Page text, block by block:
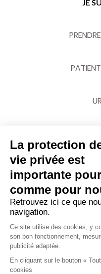
JE
03
La protection
vie privée est
importante
comme pour
Retrouvez ici ce que
navigation.
Ce site utilise des cookies, y
son bon fonctionnement,
publicité adaptée.
En cliquant sur le bouton «
cookies